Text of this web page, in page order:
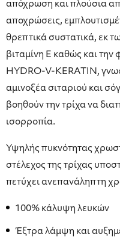
απόχρωση και πλούσια
αποχρώσεις,
θρεπτικά συστατικά, εκ
βιταμίνη Ε καθώς και την
HYDRO-V-KERATIN,
αμινοξέα σιταριού και
βοηθούν την τρίχα να
ισορροπία.
Υψηλής πυκνότητας
στέλεχος της τρίχας
πετύχει ανεπανάληπτη
100% κάλυψη λευκών
Έξτρα λάμψη και